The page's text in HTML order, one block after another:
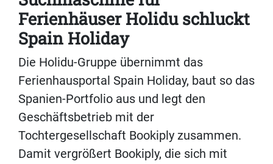
Ferienhäuser Holidu schluckt
Spain Holiday
Die Holidu-Gruppe übernimmt das
Ferienhausportal Spain Holiday, baut so das
Spanien-Portfolio aus und legt den
Geschäftsbetrieb mit der
Tochtergesellschaft Bookiply zusammen.
Damit vergrößert Bookiply, die sich mit